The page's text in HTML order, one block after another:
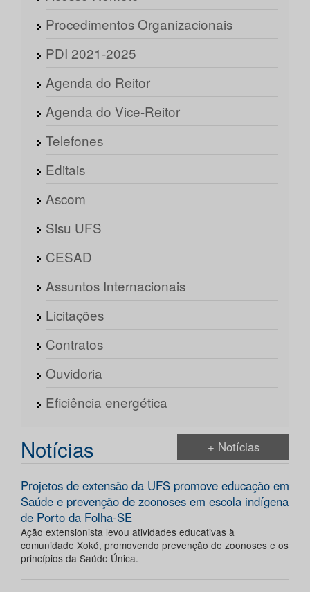
Procedimentos Organizacionais
PDI 2021-2025
Agenda do Reitor
Agenda do Vice-Reitor
Telefones
Editais
Ascom
Sisu UFS
CESAD
Assuntos Internacionais
Licitações
Contratos
Ouvidoria
Eficiência energética
Notícias + Notícias
Projetos de extensão da UFS promove educação em
Saúde e prevenção de zoonoses em escola indígena
de Porto da Folha-SE
Ação extensionista levou atividades educativas à
comunidade Xokó, promovendo prevenção de zoonoses e os
princípios da Saúde Única.